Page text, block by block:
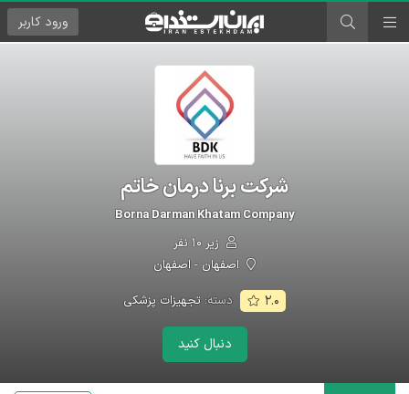
ورود کاربر
شرکت برنا درمان خاتم
Borna Darman Khatam Company
زیر ۱۰ نفر
اصفهان - اصفهان
۲.۰ دسته: تجهیزات پزشکی
دنبال کنید